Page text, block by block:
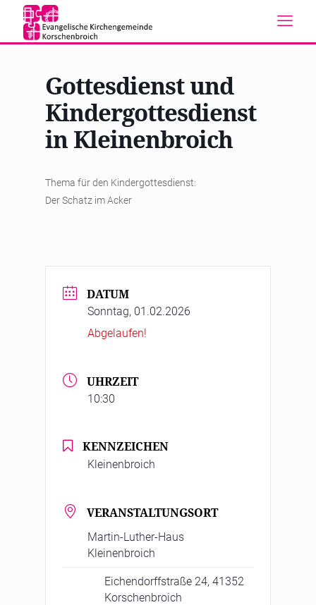
Gottesdienst und
Kindergottesdienst
in Kleinenbroich
Thema für den Kindergottesdienst:
Der Schatz im Acker
DATUM
Sonntag, 01.02.2026
Abgelaufen!
UHRZEIT
10:30
KENNZEICHEN
Kleinenbroich
VERANSTALTUNGSORT
Martin-Luther-Haus
Kleinenbroich
Eichendorffstraße 24, 41352
Korschenbroich